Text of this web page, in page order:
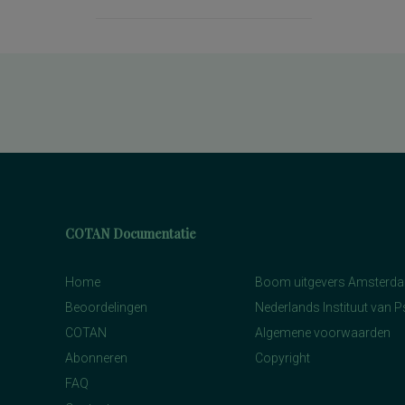
COTAN Documentatie
Home
Beoordelingen
COTAN
Abonneren
FAQ
Boom uitgevers
Nederlands Instituut van
Algemene voorwaarden
Copyright